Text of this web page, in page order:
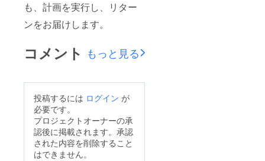
も、計画を実行し、リター
ンをお届けします。
コメント もっと見る
投稿するには ログイン が
必要です。
プロジェクトオーナーの承
認後に掲載されます。承認
された内容を削除すること
はできません。